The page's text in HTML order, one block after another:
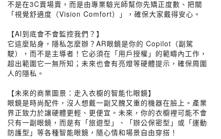
不是在3C賣場賣，而是由專業驗光師幫你先矯正度數、把關
「視覺舒適度（Vision Comfort）」，確保大家戴得安心。
【AI到底會不會監控我們？】
它這麼貼身，隱私怎麼辦？AR眼鏡是你的 Copilot（副駕
駛），而不是主導者！它必須在「用戶授權」的範疇內工作，
超出範圍它一無所知；未來也會有亮燈等硬體提示，確保周圍
人的隱私。
【未來的商業圖景：走入衣櫥的智能化眼鏡】
眼鏡是時尚配件，沒人想戴一副又醜又重的機器在臉上。產業
界正致力於讓硬體更輕、更便宜。未來，你的衣櫥裡可能不會
只有一副眼鏡，而是有「旅遊型」、「辦公保密型」或「運動
防護型」等各種智能眼鏡，隨心情和場景自由穿搭！